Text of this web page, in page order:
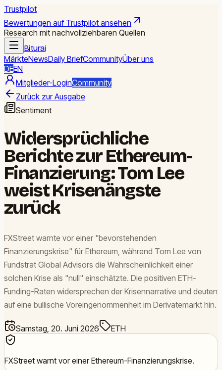
Trustpilot
Bewertungen auf Trustpilot ansehen
Research mit nachvollziehbaren Quellen
Biturai
MärkteNewsDaily BriefCommunityÜber uns
DEEN
Mitglieder-LoginCommunity
Zurück zur Ausgabe
Sentiment
Widersprüchliche
Berichte zur Ethereum-
Finanzierung: Tom Lee
weist Krisenängste
zurück
FXStreet warnte vor einer "bevorstehenden
Finanzierungskrise" für Ethereum, während Tom Lee von
Fundstrat Global Advisors die Wahrscheinlichkeit einer
solchen Krise als "null" einschätzte. Die positiven ETH-
Funding-Raten widersprechen der Krisennarrative und deuten
auf eine bullische Voreingenommenheit im Derivatemarkt hin.
Samstag, 20. Juni 2026 ETH
FXStreet warnt vor einer Ethereum-Finanzierungskrise.